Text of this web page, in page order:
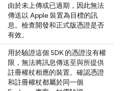
由於未上傳或已過期，因此無法
傳送以 Apple 裝置為目標的訊
息。檢查開發和正式版憑證是否
有效。
用於驗證這個 SDK 的憑證沒有權
限，無法將訊息傳送至與所提供
註冊權杖相應的裝置。確認憑證
和註冊權杖都屬於同一個